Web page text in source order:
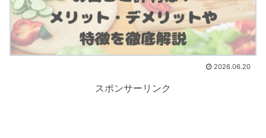
2026.06.20
スポンサーリンク